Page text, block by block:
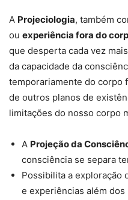
A Projeciologia, também
ou experiência fora do
que desperta cada vez
da capacidade da
temporariamente do corpo
de outros planos de
limitações do nosso corpo
A Projeção da
consciência se separa
Possibilita a exploração
e experiências além